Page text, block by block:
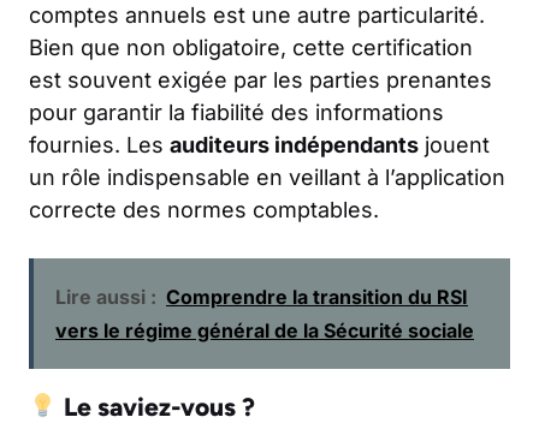
comptes annuels est une autre particularité.
Bien que non obligatoire, cette certification
est souvent exigée par les parties prenantes
pour garantir la fiabilité des informations
fournies. Les auditeurs indépendants jouent
un rôle indispensable en veillant à l’application
correcte des normes comptables.
Lire aussi : Comprendre la transition du RSI
vers le régime général de la Sécurité sociale
Le saviez-vous ?